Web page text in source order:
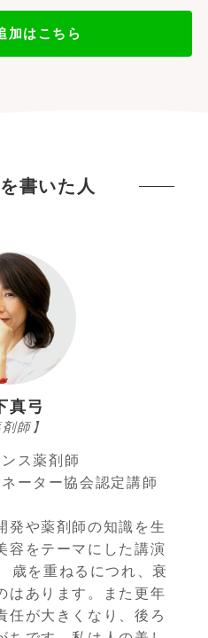
加はこちら
書いた人
真弓
剤師】
ス薬剤師
ーター協会認定講師
発や薬剤師の知識を生
容をテーマにした講演
歳を重ねるにつれ、衰
はあります。また更年
任が大きくなり、後ろ